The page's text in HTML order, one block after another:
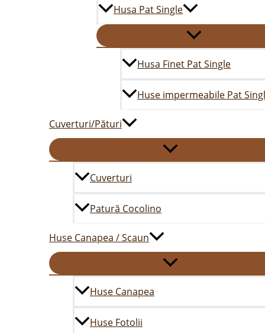
Husa Pat Single
Husa Finet Pat Single
Huse impermeabile Pat
Cuverturi/Pături
Cuverturi
Patură Cocolino
Huse Canapea / Scaun
Huse Canapea
Huse Fotolii